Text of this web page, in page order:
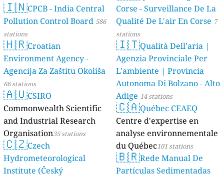
🇮🇳CPCB - India Central
Pollution Control Board 586
stations
🇭🇷Croatian
Environment Agency -
Agencija Za Zaštitu Okoliša
66 stations
🇦🇺CSIRO
Commonwealth Scientific
and Industrial Research
Organisation35 stations
🇨🇿Czech
Hydrometeorological
Institute (Český
Corse - Surveillance De La
Qualité De L'air En Corse 7
stations
🇮🇹Qualità Dell’aria |
Agenzia Provinciale Per
L'ambiente | Provincia
Autonoma Di Bolzano - Alto
Adige 14 stations
🇨🇦Québec CEAEQ
Centre d'expertise en
analyse environnementale
du Québec101 stations
🇧🇷Rede Manual De
Partículas Sedimentadas